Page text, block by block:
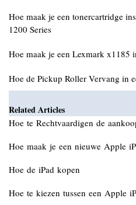
Hoe maak je een tonercartridge
1200 Series
Hoe maak je een Lexmark x1185
Hoe de Pickup Roller Vervang in
Related Articles
Hoe te Rechtvaardigen de
Hoe maak je een nieuwe Apple
Hoe de iPad kopen
Hoe te kiezen tussen een Apple